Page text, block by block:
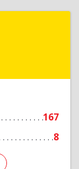
167
8